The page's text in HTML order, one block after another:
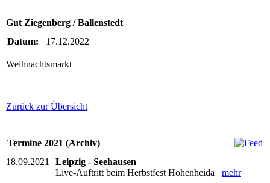
Gut Ziegenberg / Ballenstedt
Datum:
17.12.2022
Weihnachtsmarkt
Zurück zur Übersicht
Termine 2021 (Archiv)
18.09.2021
Leipzig - Seehausen
Live-Auftritt beim Herbstfest Hohenheida mehr